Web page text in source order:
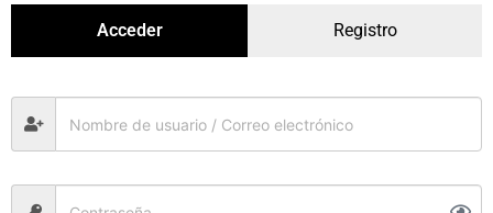
Acceder Registro